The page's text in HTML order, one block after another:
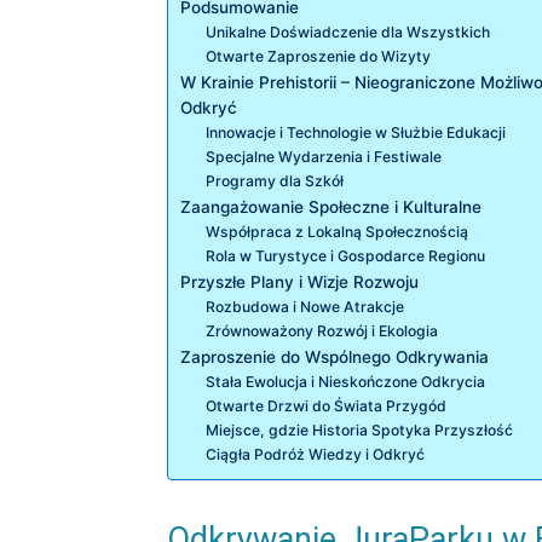
Podsumowanie
Unikalne Doświadczenie dla Wszystkich
Otwarte Zaproszenie do Wizyty
W Krainie Prehistorii – Nieograniczone
Odkryć
Innowacje i Technologie w Służbie Edukacji
Specjalne Wydarzenia i Festiwale
Programy dla Szkół
Zaangażowanie Społeczne i Kulturalne
Współpraca z Lokalną Społecznością
Rola w Turystyce i Gospodarce Regionu
Przyszłe Plany i Wizje Rozwoju
Rozbudowa i Nowe Atrakcje
Zrównoważony Rozwój i Ekologia
Zaproszenie do Wspólnego Odkrywania
Stała Ewolucja i Nieskończone Odkrycia
Otwarte Drzwi do Świata Przygód
Miejsce, gdzie Historia Spotyka Przyszłość
Ciągła Podróż Wiedzy i Odkryć